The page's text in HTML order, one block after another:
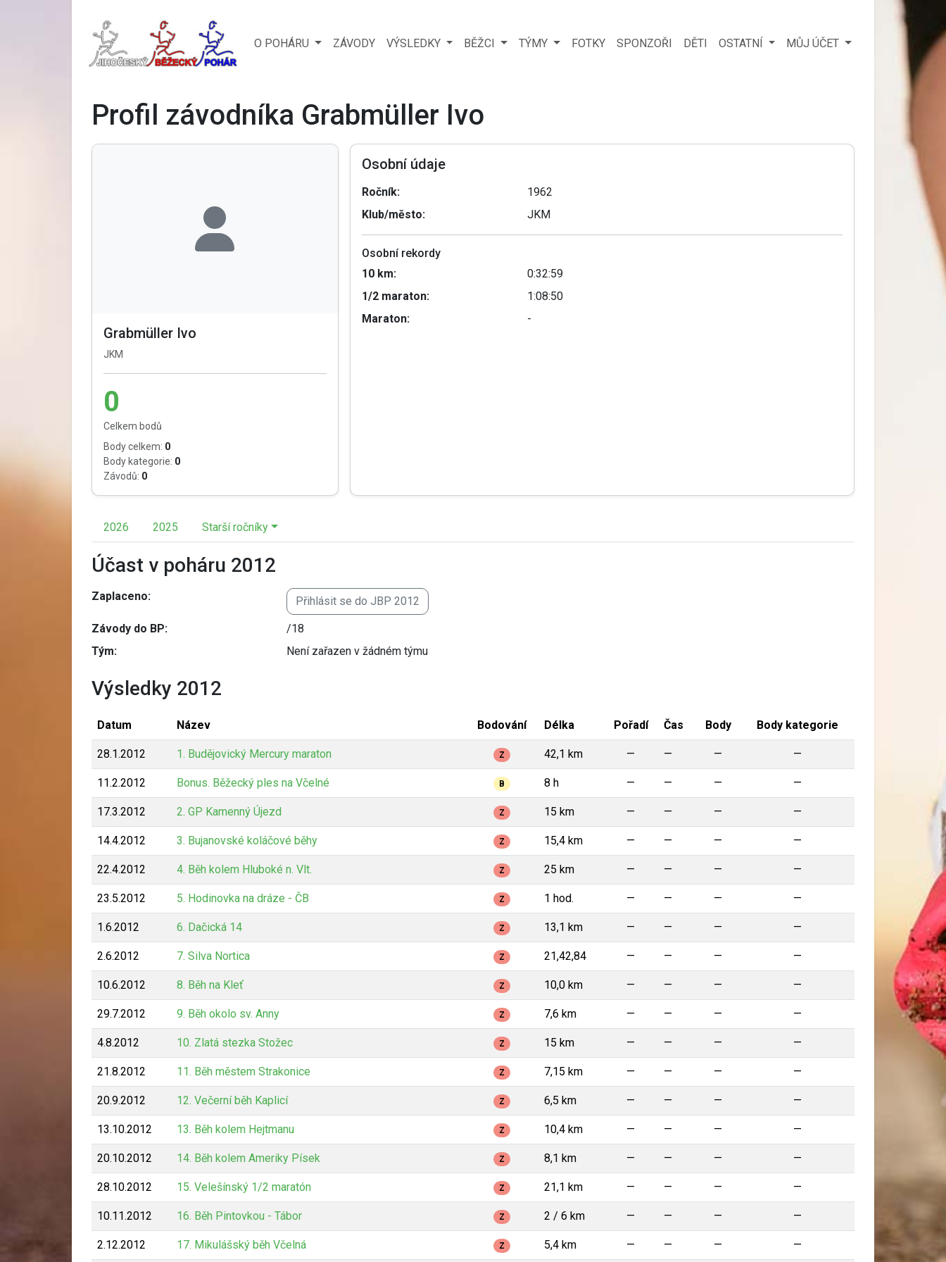
O POHÁRU ZÁVODY VÝSLEDKY BĚŽCI TÝMY FOTKY SPONZOŘI DĚTI OSTATNÍ MŮJ ÚČET
Profil závodníka Grabmüller Ivo
Grabmüller Ivo
JKM
0
Celkem bodů
Body celkem: 0
Body kategorie: 0
Závodů: 0
Osobní údaje
Ročník:
1962
Klub/město:
JKM
Osobní rekordy
10 km:
0:32:59
1/2 maraton:
1:08:50
Maraton:
-
2026 2025 Starší ročníky
Účast v poháru 2012
Zaplaceno: Přihlásit se do JBP 2012
Závody do BP:
/18
Tým:
Není zařazen v žádném týmu
Výsledky 2012
Datum Název Bodování Délka Pořadí Čas Body Body kategorie
28.1.2012 1. Budějovický Mercury maraton Z 42,1 km — — — —
11.2.2012 Bonus. Běžecký ples na Včelné B 8 h — — — —
17.3.2012 2. GP Kamenný Újezd Z 15 km — — — —
14.4.2012 3. Bujanovské koláčové běhy Z 15,4 km — — — —
22.4.2012 4. Běh kolem Hluboké n. Vlt. Z 25 km — — — —
23.5.2012 5. Hodinovka na dráze - ČB Z 1 hod. — — — —
1.6.2012 6. Dačická 14 Z 13,1 km — — — —
2.6.2012 7. Silva Nortica Z 21,42,84 — — — —
10.6.2012 8. Běh na Kleť Z 10,0 km — — — —
29.7.2012 9. Běh okolo sv. Anny Z 7,6 km — — — —
4.8.2012 10. Zlatá stezka Stožec Z 15 km — — — —
21.8.2012 11. Běh městem Strakonice Z 7,15 km — — — —
20.9.2012 12. Večerní běh Kaplicí Z 6,5 km — — — —
13.10.2012 13. Běh kolem Hejtmanu Z 10,4 km — — — —
20.10.2012 14. Běh kolem Ameriky Písek Z 8,1 km — — — —
28.10.2012 15. Velešínský 1/2 maratón Z 21,1 km — — — —
10.11.2012 16. Běh Pintovkou - Tábor Z 2 / 6 km — — — —
2.12.2012 17. Mikulášský běh Včelná Z 5,4 km — — — —